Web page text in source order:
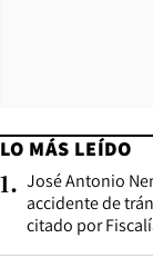
LO MÁS LEÍDO
1. José Antonio
accidente de
citado por